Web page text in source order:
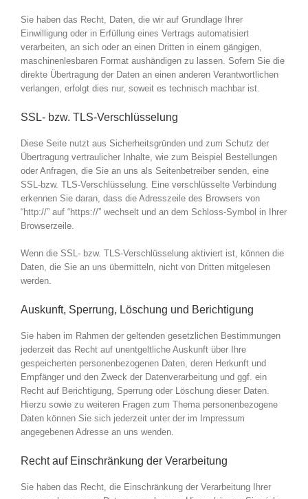
Sie haben das Recht, Daten, die wir auf Grundlage Ihrer
Einwilligung oder in Erfüllung eines Vertrags automatisiert
verarbeiten, an sich oder an einen Dritten in einem gängigen,
maschinenlesbaren Format aushändigen zu lassen. Sofern Sie die
direkte Übertragung der Daten an einen anderen Verantwortlichen
verlangen, erfolgt dies nur, soweit es technisch machbar ist.
SSL- bzw. TLS-Verschlüsselung
Diese Seite nutzt aus Sicherheitsgründen und zum Schutz der
Übertragung vertraulicher Inhalte, wie zum Beispiel Bestellungen
oder Anfragen, die Sie an uns als Seitenbetreiber senden, eine
SSL-bzw. TLS-Verschlüsselung. Eine verschlüsselte Verbindung
erkennen Sie daran, dass die Adresszeile des Browsers von
“http://” auf “https://” wechselt und an dem Schloss-Symbol in Ihrer
Browserzeile.
Wenn die SSL- bzw. TLS-Verschlüsselung aktiviert ist, können die
Daten, die Sie an uns übermitteln, nicht von Dritten mitgelesen
werden.
Auskunft, Sperrung, Löschung und Berichtigung
Sie haben im Rahmen der geltenden gesetzlichen Bestimmungen
jederzeit das Recht auf unentgeltliche Auskunft über Ihre
gespeicherten personenbezogenen Daten, deren Herkunft und
Empfänger und den Zweck der Datenverarbeitung und ggf. ein
Recht auf Berichtigung, Sperrung oder Löschung dieser Daten.
Hierzu sowie zu weiteren Fragen zum Thema personenbezogene
Daten können Sie sich jederzeit unter der im Impressum
angegebenen Adresse an uns wenden.
Recht auf Einschränkung der Verarbeitung
Sie haben das Recht, die Einschränkung der Verarbeitung Ihrer